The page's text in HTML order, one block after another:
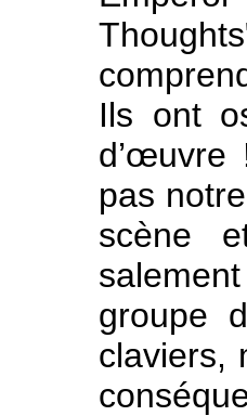
Ils ont
d’œuvre
pas
scène
groupe
claviers,